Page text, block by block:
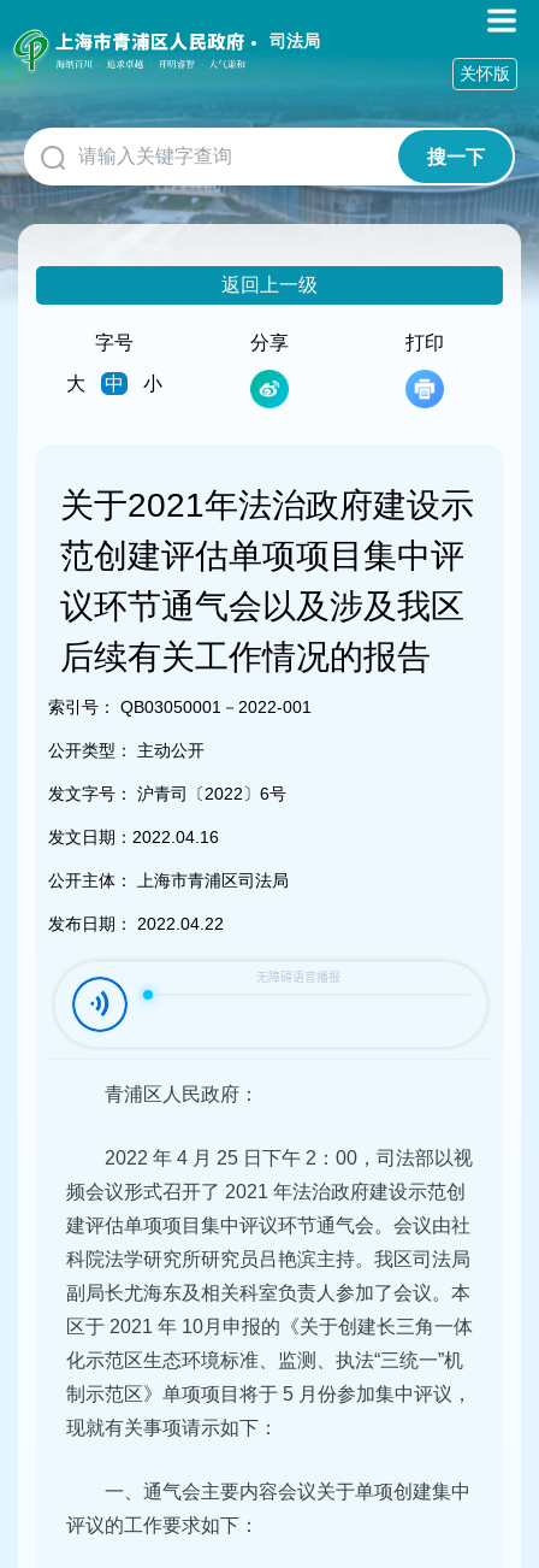
障
碍
作
说
明
跳
到
网
司法局
搜一下
关怀版
返回上一级
字号
大
中 小
分享 打印
关于2021年法治政府建设示
范创建评估单项项目集中评
议环节通气会以及涉及我区
后续有关工作情况的报告
索引号： QB03050001－2022-001
公开类型： 主动公开
发文字号： 沪青司〔2022〕6号
发文日期： 2022.04.16
公开主体： 上海市青浦区司法局
发布日期： 2022.04.22
青浦区人民政府：
2022 年 4 月 25 日下午 2：00，司法部以视
频会议形式召开了 2021 年法治政府建设示范创
建评估单项项目集中评议环节通气会。会议由社
科院法学研究所研究员吕艳滨主持。我区司法局
副局长尤海东及相关科室负责人参加了会议。本
区于 2021 年 10月申报的《关于创建长三角一体
化示范区生态环境标准、监测、 执法“三统一”机
制示范区》单项项目将于 5 月份参加集中评议，
现就有关事项请示如下：
一、通气会主要内容会议关于单项创建集中
评议的工作要求如下：